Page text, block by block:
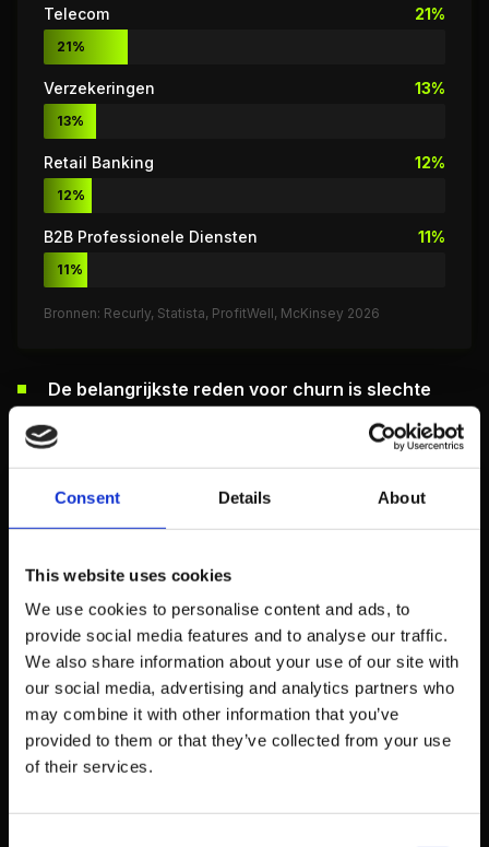
Consent Details About
This website uses cookies
We use cookies to personalise content and ads, to
provide social media features and to analyse our traffic.
We also share information about your use of our site with
our social media, advertising and analytics partners who
may combine it with other information that you’ve
provided to them or that they’ve collected from your use
of their services.
Telecom 21%
21%
Verzekeringen 13%
13%
Retail Banking 12%
12%
B2B Professionele Diensten 11%
11%
Bronnen: Recurly, Statista, ProfitWell, McKinsey 2026
De belangrijkste reden voor churn is slechte
— 68% van klanten vertrekt
vanwege een geïntercepieerd slechte ervaring,
subscription-bedrijven, en is grotendeels te
voorkomen met dunning-strategieën (ProfitWell)
Bedrijven die churn actief monitoren reduceren
hun klantverloop met gemiddeld 26% binnen 12
maanden (Totango Customer Success
Benchmark)
metricvoor langetermijn klantbehoud: klanten die